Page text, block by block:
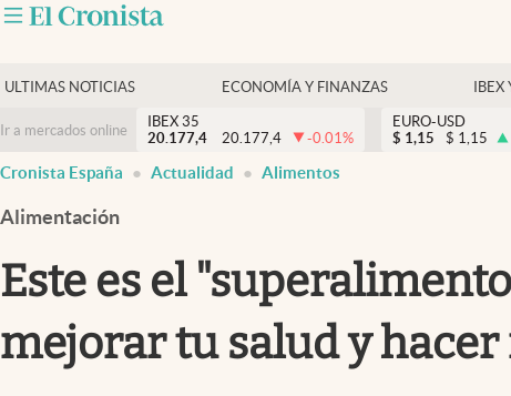
Criptomonedas
ULTIMAS NOTICIAS ECONOMÍA Y FINANZAS IBEX
Ir a mercados online
IBEX 35
20.177,4
20.177,4 -0.01%
EURO-USD
$ 1,15 $ 1,15
Cronista España Actualidad Alimentos
Alimentación
Este es el
mejorar tu salud y